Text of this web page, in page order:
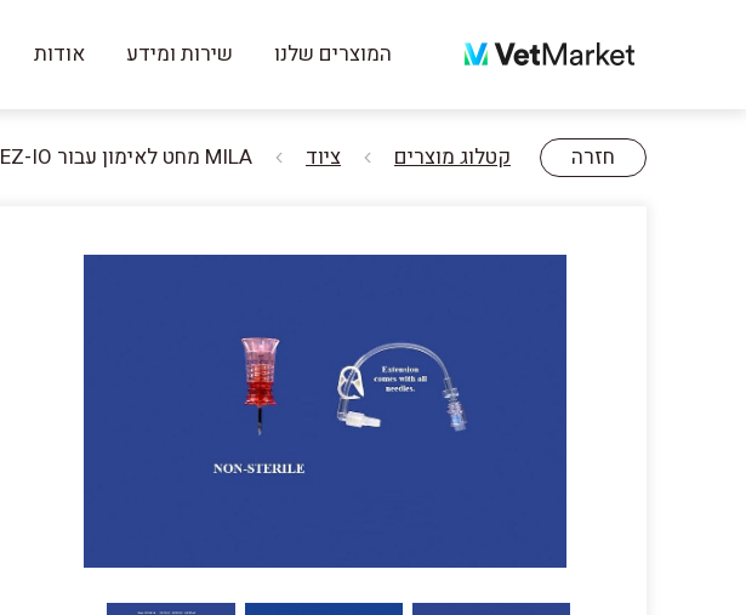
המוצרים שלנו שירות ומידע אודות
חזרה קטלוג מוצרים ציוד MILA מחט לאימון עבור EZ-IO לא סטרילית 15GA X 4.5cm